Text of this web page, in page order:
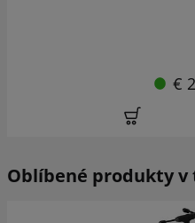
€
Oblíbené produkty